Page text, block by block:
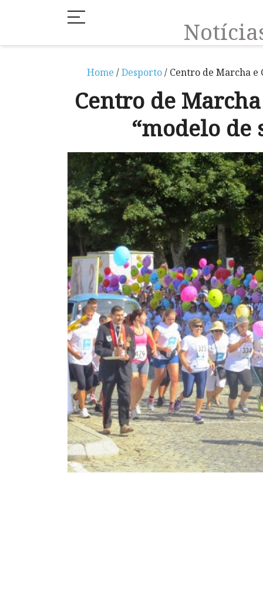
Home /Desporto/ Centro de Marcha e
Centro de
“modelo de